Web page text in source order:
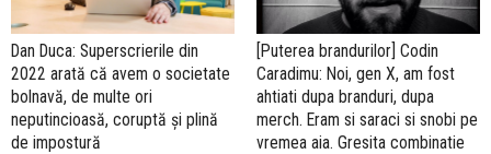
Dan Duca: Superscrierile din
2022 arată că avem o societate
bolnavă, de multe ori
neputincioasă, coruptă și plină
de impostură
[Puterea brandurilor] Codin
Caradimu: Noi, gen X, am fost
ahtiati dupa branduri, dupa
merch. Eram si saraci si snobi pe
vremea aia. Gresita combinatie